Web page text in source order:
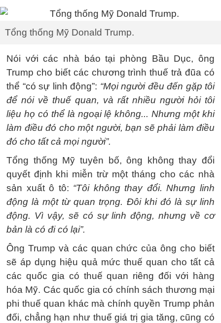
Tổng thống Mỹ Donald Trump.
Nói với các nhà báo tại phòng Bầu Dục, ông
Trump cho biết các chương trình thuế trả đũa có
thể “có sự linh động”: “Mọi người đều đến gặp tôi
để nói về thuế quan, và rất nhiều người hỏi tôi
liệu họ có thể là ngoại lệ không... Nhưng một khi
làm điều đó cho một người, bạn sẽ phải làm điều
đó cho tất cả mọi người”.
Tổng thống Mỹ tuyên bố, ông không thay đổi
quyết định khi miễn trừ một tháng cho các nhà
sản xuất ô tô: “Tôi không thay đổi. Nhưng linh
động là một từ quan trọng. Đôi khi đó là sự linh
động. Vì vậy, sẽ có sự linh động, nhưng về cơ
bản là có đi có lại”.
Ông Trump và các quan chức của ông cho biết
sẽ áp dụng hiệu quả mức thuế quan cho tất cả
các quốc gia có thuế quan riêng đối với hàng
hóa Mỹ. Các quốc gia có chính sách thương mại
phi thuế quan khác mà chính quyền Trump phản
đối, chẳng hạn như thuế giá trị gia tăng, cũng có